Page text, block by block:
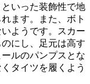
いった装飾性で地
ます。また、ボト
ようです。スカー
にし、足元は高す
ルのパンプスとな
タイツを履くよう